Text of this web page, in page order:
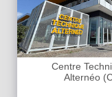
Centre
Alternéo